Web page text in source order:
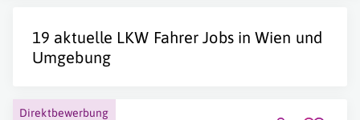
19 aktuelle LKW Fahrer Jobs in Wien und
Umgebung
Direktbewerbung